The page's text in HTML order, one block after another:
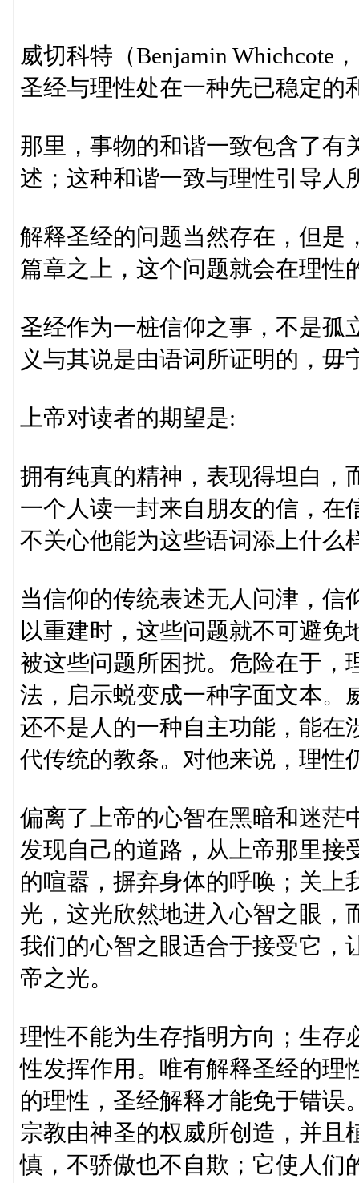
威切科特（Benjamin Whichcote
圣经与理性处在一种先已稳定的
那里，事物的和谐一致包含了有
述；这种和谐一致与理性引导人
解释圣经的问题当然存在，但是
篇章之上，这个问题就会在理性
圣经作为一桩信仰之事，不是孤
义与其说是由语词所证明的，毋
上帝对读者的期望是:
拥有纯真的精神，表现得坦白，
一个人读一封来自朋友的信，在
不关心他能为这些语词添上什么
当信仰的传统表述无人问津，信
以重建时，这些问题就不可避
被这些问题所困扰。危险在于，
法，启示蜕变成一种字面文本。
还不是人的一种自主功能，能在
代传统的教条。对他来说，理性
偏离了上帝的心智在黑暗和迷茫
发现自己的道路，从上帝那里接
的喧嚣，摒弃身体的呼唤；关上
光，这光欣然地进入心智之眼，
我们的心智之眼适合于接受它，
帝之光。
理性不能为生存指明方向；生存
性发挥作用。唯有解释圣经的理
的理性，圣经解释才能免于错误
宗教由神圣的权威所创造，并且
慎，不骄傲也不自欺；它使人们